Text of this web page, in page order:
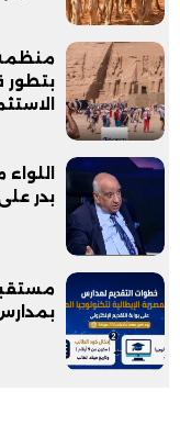
منظمة
بتطور
بدر